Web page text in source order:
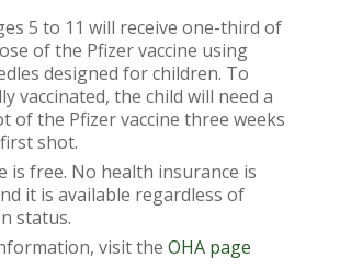
5 to 11 will receive one-third of
of the Pfizer vaccine using
designed for children. To
vaccinated, the child will need a
of the Pfizer vaccine three weeks
shot.
is free. No health insurance is
it is available regardless of
status.
visit the OHA page